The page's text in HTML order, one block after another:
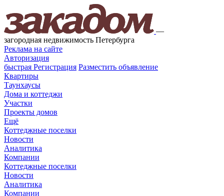
—
загородная недвижимость Петербурга
Реклама на сайте
Авторизация
быстрая Регистрация Разместить объявление
Квартиры
Таунхаусы
Дома и коттеджи
Участки
Проекты домов
Ещё
Коттеджные поселки
Новости
Аналитика
Компании
Коттеджные поселки
Новости
Аналитика
Компании